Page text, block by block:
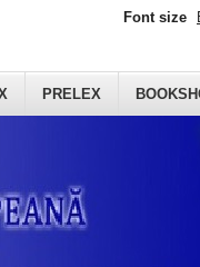
PRELEX
Font size